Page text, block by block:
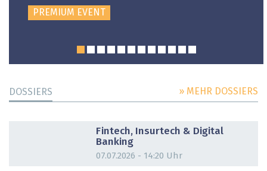
PREMIUM EVENT
DOSSIERS » MEHR DOSSIERS
Fintech, Insurtech & Digital
Banking
07.07.2026 - 14:20 Uhr